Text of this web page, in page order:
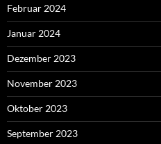
Februar 2024
Januar 2024
Dezember 2023
November 2023
Oktober 2023
September 2023